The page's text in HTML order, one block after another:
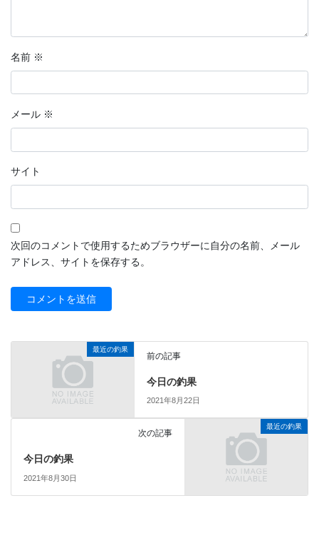
名前 ※
メール ※
サイト
次回のコメントで使用するためブラウザーに自分の名前、メール
アドレス、サイトを保存する。
最近の釣果
前の記事
今日の釣果
2021年8月22日
最近の釣果
次の記事
今日の釣果
2021年8月30日